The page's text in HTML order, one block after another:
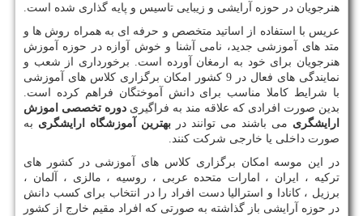
هنرجویان در حوزه آرایشی و زیبایی تاسیس و پایه گذاری شده است.
عریس با استفاده از اساتید متخصص و حرفه ای به همراه روش ها و
متد های آموزشی جدید، نامی آشنا و خوش آوازه در حوزه آموزش
هنرجویان برای خود به ارمغان آورده است. برخورداری از شعب و
نمایندگی های فعال در 9 کشور امکان برگزاری کلاس های آموزشی
با شرایط کاملا مناسب برای دانش آموختگان فراهم کرده است.
بدین صورت افرادی که علاقه مند به فراگیری دوره تخصصی اموزش
ارایشگری می باشند می توانند در بهترین آموزشگاه ارایشگری به
صورت داخلی یا خارجی شرکت کنند.
در این موسه امکان برگزاری کلاس های آموزشی در کشور های
ترکیه ، ایران ، امارات متحده عربی ، روسیه ، مالزی ، آلمان ،
برزیل ، کانادا و استرالیا دست افراد را در انتخاب برای کسب دانش
در حوزه آرایشی باز گذاشته به صورتی که افراد مقیم خارج از کشور